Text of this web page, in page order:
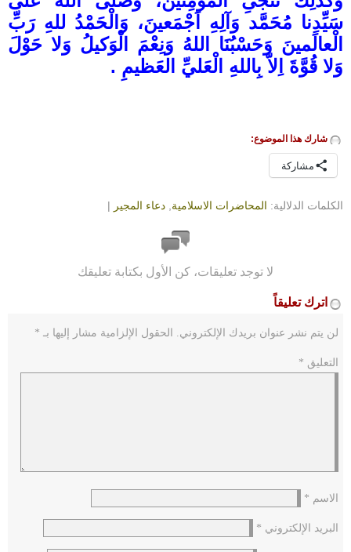
سَيِّدِنا مُحَمَّد وَآلِهِ اَجْمَعينَ، وَالْحَمْدُ للهِ رَبِّ
الْعالَمينَ وَحَسْبُنَا اللهُ وَنِعْمَ الْوَكيلُ وَلا حَوْلَ
وَلا قُوَّةَ اِلاّ بِاللهِ الْعَليِّ العَظيمِ .
شارك هذا الموضوع:
مشاركة
الكلمات الدلالية: المحاضرات الاسلامية دعاء المجير |
لا توجد تعليقات، كن الأول بكتابة تعليقك
اترك تعليقاً
لن يتم نشر عنوان بريدك الإلكتروني. الحقول الإلزامية مشار إليها بـ *
التعليق *
الاسم *
البريد الإلكتروني *